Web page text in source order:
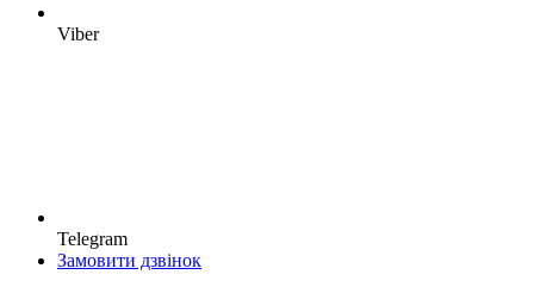
Viber
Telegram
Замовити дзвінок